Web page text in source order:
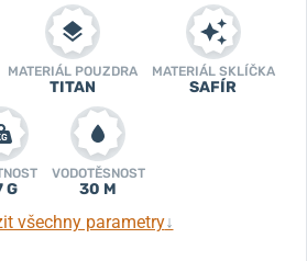
MATERIÁL POUZDRA
TITAN
MATERIÁL SKLÍČKA
SAFÍR
G
VODOTĚSNOST
30 M
všechny parametry↓